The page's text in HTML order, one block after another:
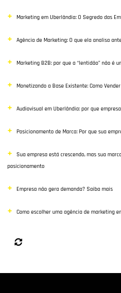
Marketing em Uberlândia: O Segredo das
Agência de Marketing: O que ela analisa
Marketing B2B: por que a “lentidão” não é
Monetizando a Base Existente: Como
Audiovisual em Uberlândia: por que
Posicionamento de Marca: Por que sua
Sua empresa está crescendo, mas sua
posicionamento
Empresa não gera demanda? Saiba mais
Como escolher uma agência de marketing